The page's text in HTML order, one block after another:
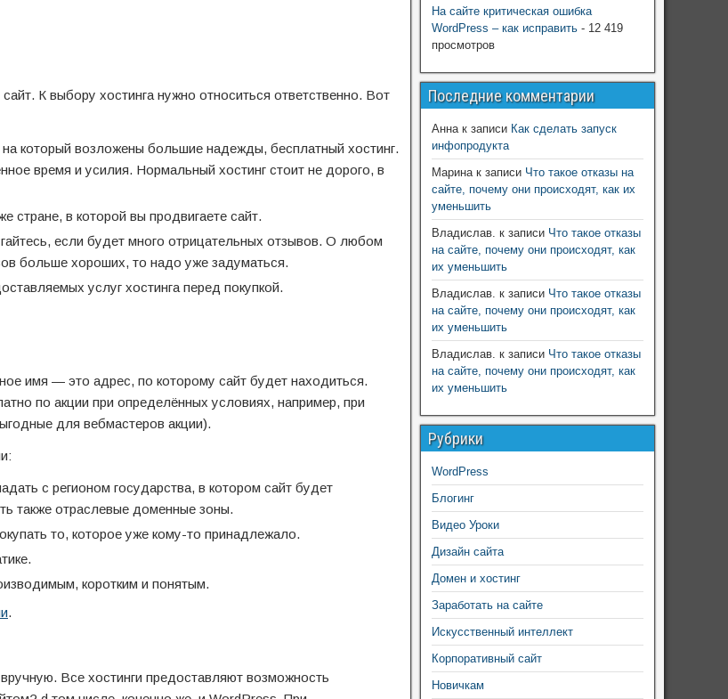
К выбору хостинга нужно относиться ответственно. Вот
который возложены большие надежды, бесплатный хостинг.
время и усилия. Нормальный хостинг стоит не дорого, в
стране, в которой вы продвигаете сайт.
если будет много отрицательных отзывов. О любом
больше хороших, то надо уже задуматься.
услуг хостинга перед покупкой.
имя — это адрес, по которому сайт будет находиться.
по акции при определённых условиях, например, при
для вебмастеров акции).
с регионом государства, в котором сайт будет
также отраслевые доменные зоны.
то, которое уже кому-то принадлежало.
коротким и понятым.
.
Все хостинги предоставляют возможность
На сайте критическая ошибка
WordPress – как исправить - 12 419
просмотров
Последние комментарии
Аннак записи Как сделать запуск
инфопродукта
Маринак записи Что такое отказы на
сайте, почему они происходят, как их
уменьшить
Владислав. к записи Что такое отказы
на сайте, почему они происходят, как
их уменьшить
Владислав. к записи Что такое отказы
на сайте, почему они происходят, как
их уменьшить
Владислав. к записи Что такое отказы
на сайте, почему они происходят, как
их уменьшить
Рубрики
WordPress
Блогинг
Видео Уроки
Дизайн сайта
Домен и хостинг
Заработать на сайте
Искусственный интеллект
Корпоративный сайт
Новичкам